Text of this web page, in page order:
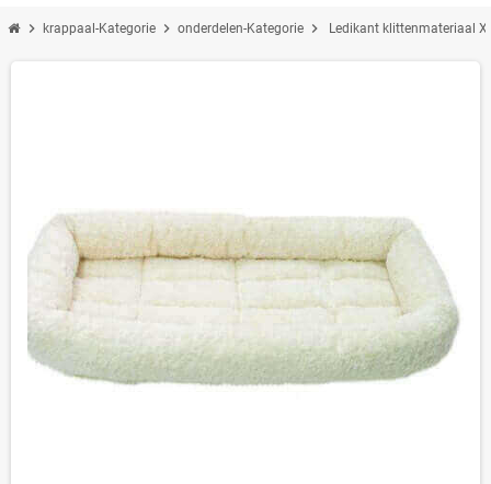
chevron_right krappaal-Kategorie chevron_right onderdelen-Kategorie chevron_right Ledikant klittenmateriaal